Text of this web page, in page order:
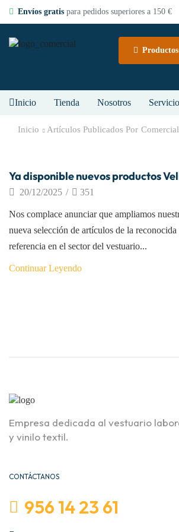
Envíos gratis para pedidos superiores a 150 €
Productos
Inicio Tienda Nosotros
Inicio Artículos Publicados Por
Productos
Ya disponible nuevos productos
20/12/2025 / 351
Nos complace anunciar que ampliamos
nueva selección de artículos de la
referencia en el sector del vestuario...
Continuar Leyendo
Empresa dedicada al vestuario
y vinilo textil.
CONTÁCTANOS
956 14 23 61